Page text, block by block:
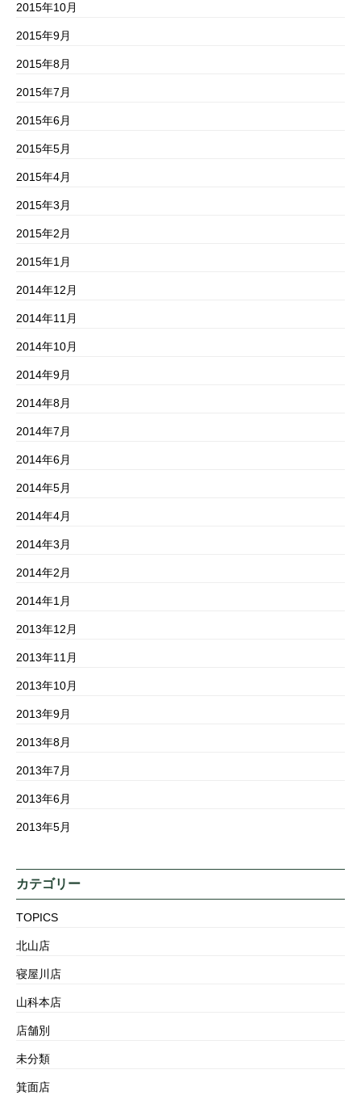
2015年10月
2015年9月
2015年8月
2015年7月
2015年6月
2015年5月
2015年4月
2015年3月
2015年2月
2015年1月
2014年12月
2014年11月
2014年10月
2014年9月
2014年8月
2014年7月
2014年6月
2014年5月
2014年4月
2014年3月
2014年2月
2014年1月
2013年12月
2013年11月
2013年10月
2013年9月
2013年8月
2013年7月
2013年6月
2013年5月
カテゴリー
TOPICS
北山店
寝屋川店
山科本店
店舗別
未分類
箕面店